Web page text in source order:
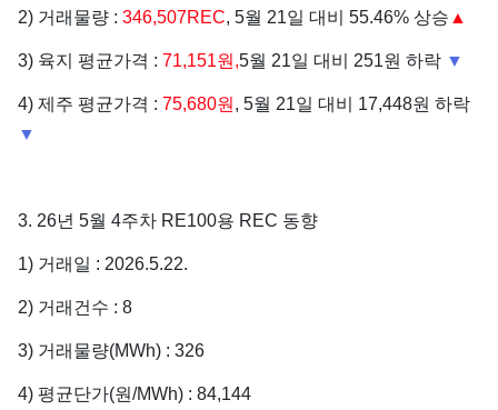
2) 거래물량 : 346,507REC, 5월 21일 대비 55.46% 상승 ▲
3) 육지 평균가격 : 71,151원,5월 21일 대비 251원 하락 ▼
4) 제주 평균가격 : 75,680원 , 5월 21일 대비 17,448원 하락
▼
3. 26년 5월 4주차 RE100용 REC 동향
1) 거래일 : 2026.5.22.
2) 거래건수 : 8
3) 거래물량(MWh) : 326
4) 평균단가(원/MWh) : 84,144